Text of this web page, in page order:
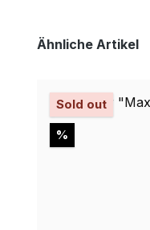
Produktgalerie
Ähnliche Artikel
Sold out
%